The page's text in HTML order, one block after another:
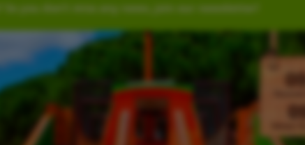
you don’t miss any news, join our newsletter!